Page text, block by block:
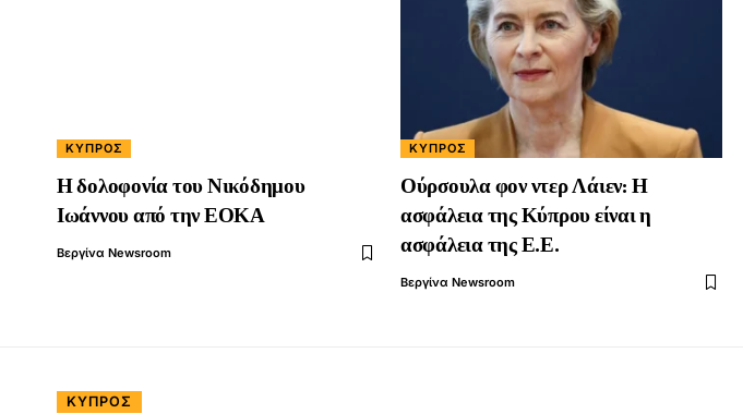
ΚΎΠΡΟΣ
Η δολοφονία του Νικόδημου
Ιωάννου από την ΕΟΚΑ
Βεργίνα Newsroom
ΚΎΠΡΟΣ
Ούρσουλα φον ντερ Λάιεν: Η
ασφάλεια της Κύπρου είναι η
ασφάλεια της Ε.Ε.
Βεργίνα Newsroom
ΚΎΠΡΟΣ